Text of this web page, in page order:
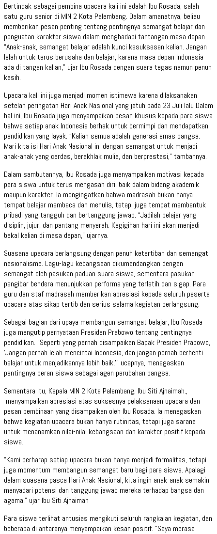
Bertindak sebagai pembina upacara kali ini adalah Ibu Rosada, salah
satu guru senior di MIN 2 Kota Palembang. Dalam amanatnya, beliau
memberikan pesan penting tentang pentingnya semangat belajar dan
penguatan karakter siswa dalam menghadapi tantangan masa depan.
“Anak-anak, semangat belajar adalah kunci kesuksesan kalian. Jangan
lelah untuk terus berusaha dan belajar, karena masa depan Indonesia
ada di tangan kalian,” ujar Ibu Rosada dengan suara tegas namun penuh
kasih.
Upacara kali ini juga menjadi momen istimewa karena dilaksanakan
setelah peringatan Hari Anak Nasional yang jatuh pada 23 Juli lalu Dalam
hal ini, Ibu Rosada juga menyampaikan pesan khusus kepada para siswa
bahwa setiap anak Indonesia berhak untuk bermimpi dan mendapatkan
pendidikan yang layak. “Kalian semua adalah generasi emas bangsa.
Mari kita isi Hari Anak Nasional ini dengan semangat untuk menjadi
anak-anak yang cerdas, berakhlak mulia, dan berprestasi,” tambahnya.
Dalam sambutannya, Ibu Rosada juga menyampaikan motivasi kepada
para siswa untuk terus mengasah diri, baik dalam bidang akademik
maupun karakter. Ia mengingatkan bahwa madrasah bukan hanya
tempat belajar membaca dan menulis, tetapi juga tempat membentuk
pribadi yang tangguh dan bertanggung jawab. “Jadilah pelajar yang
disiplin, jujur, dan pantang menyerah. Kegigihan hari ini akan menjadi
bekal kalian di masa depan,” ujarnya.
Suasana upacara berlangsung dengan penuh ketertiban dan semangat
nasionalisme. Lagu-lagu kebangsaan dikumandangkan dengan
semangat oleh pasukan paduan suara siswa, sementara pasukan
pengibar bendera menunjukkan performa yang terlatih dan sigap. Para
guru dan staf madrasah memberikan apresiasi kepada seluruh peserta
upacara atas sikap tertib dan serius selama kegiatan berlangsung.
Sebagai bagian dari upaya membangun semangat belajar, Ibu Rosada
juga mengutip pernyataan Presiden Prabowo tentang pentingnya
pendidikan. “Seperti yang pernah disampaikan Bapak Presiden Prabowo,
‘Jangan pernah lelah mencintai Indonesia, dan jangan pernah berhenti
belajar untuk menjadikannya lebih baik,’” ucapnya, menegaskan
pentingnya peran siswa sebagai agen perubahan bangsa.
Sementara itu, Kepala MIN 2 Kota Palembang, Ibu Siti Ajnaimah.,
menyampaikan apresiasi atas suksesnya pelaksanaan upacara dan
pesan pembinaan yang disampaikan oleh Ibu Rosada. Ia menegaskan
bahwa kegiatan upacara bukan hanya rutinitas, tetapi juga sarana
untuk menanamkan nilai-nilai kebangsaan dan karakter positif kepada
siswa.
“Kami berharap setiap upacara bukan hanya menjadi formalitas, tetapi
juga momentum membangun semangat baru bagi para siswa. Apalagi
dalam suasana pasca Hari Anak Nasional, kita ingin anak-anak semakin
menyadari potensi dan tanggung jawab mereka terhadap bangsa dan
agama,” ujar Ibu Siti Ajnaimah
Para siswa terlihat antusias mengikuti seluruh rangkaian kegiatan, dan
beberapa di antaranya menyampaikan kesan positif. “Saya merasa